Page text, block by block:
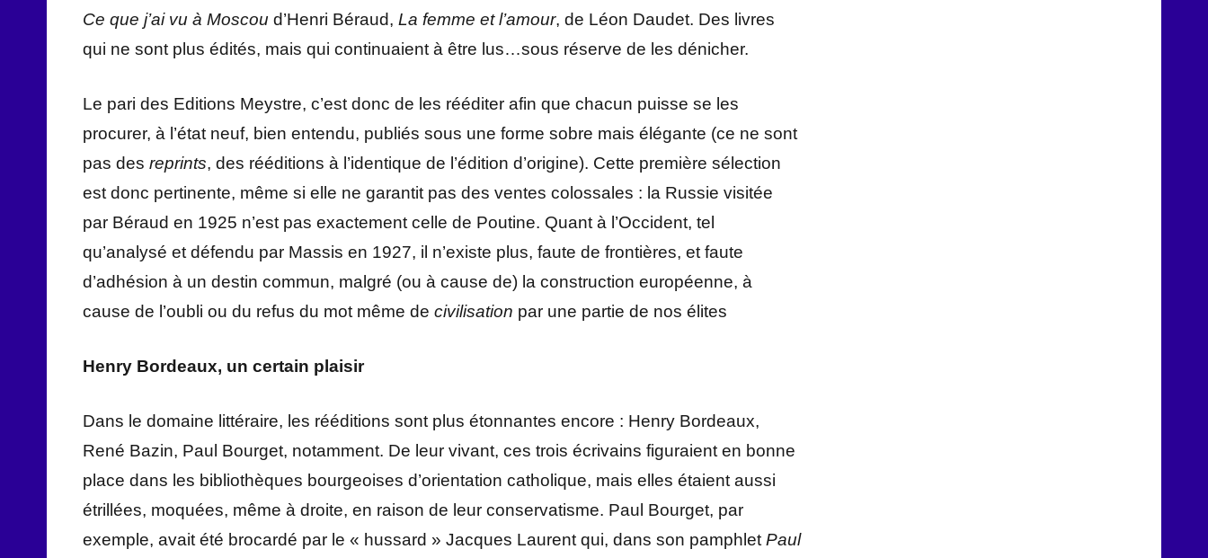
Ce que j’ai vu à Moscou d’Henri Béraud, La femme et l’amour, de Léon Daudet. Des livres
qui ne sont plus édités, mais qui continuaient à être lus…sous réserve de les dénicher.
Le pari des Editions Meystre, c’est donc de les rééditer afin que chacun puisse se les
procurer, à l’état neuf, bien entendu, publiés sous une forme sobre mais élégante (ce ne sont
pas des reprints, des rééditions à l’identique de l’édition d’origine). Cette première sélection
est donc pertinente, même si elle ne garantit pas des ventes colossales : la Russie visitée
par Béraud en 1925 n’est pas exactement celle de Poutine. Quant à l’Occident, tel
qu’analysé et défendu par Massis en 1927, il n’existe plus, faute de frontières, et faute
d’adhésion à un destin commun, malgré (ou à cause de) la construction européenne, à
cause de l’oubli ou du refus du mot même de civilisation par une partie de nos élites
Henry Bordeaux, un certain plaisir
Dans le domaine littéraire, les rééditions sont plus étonnantes encore : Henry Bordeaux,
René Bazin, Paul Bourget, notamment. De leur vivant, ces trois écrivains figuraient en bonne
place dans les bibliothèques bourgeoises d’orientation catholique, mais elles étaient aussi
étrillées, moquées, même à droite, en raison de leur conservatisme. Paul Bourget, par
exemple, avait été brocardé par le « hussard » Jacques Laurent qui, dans son pamphlet Paul